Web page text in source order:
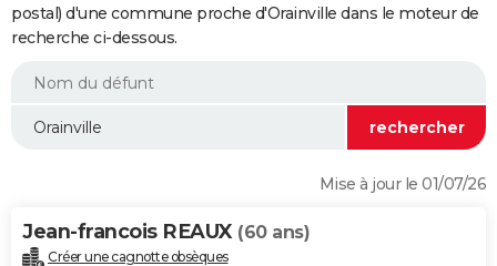
Essais
Réserver un essai
Citadines
Berlines
SUV
Forum auto
+HIGH-TECH
BRICOLAGE
WEEK-END
Alimentation
Guide de la santé
Maladies
Médicaments
Sommeil
VOYAGE
postal) d'une commune proche d'Orainville dans le moteur de
recherche ci-dessous.
Mise à jour le 01/07/26
Jean-francois REAUX (60 ans)
Créer une cagnotte obsèques